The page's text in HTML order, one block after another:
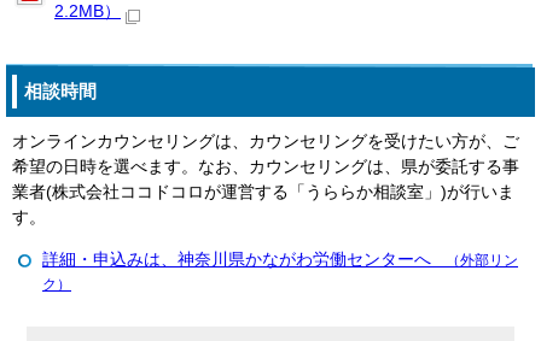
2.2MB）
相談時間
オンラインカウンセリングは、カウンセリングを受けたい方が、ご
希望の日時を選べます。なお、カウンセリングは、県が委託する事
業者(株式会社ココドコロが運営する「うららか相談室」)が行いま
す。
詳細・申込みは、神奈川県かながわ労働センターへ （外部リン
ク）